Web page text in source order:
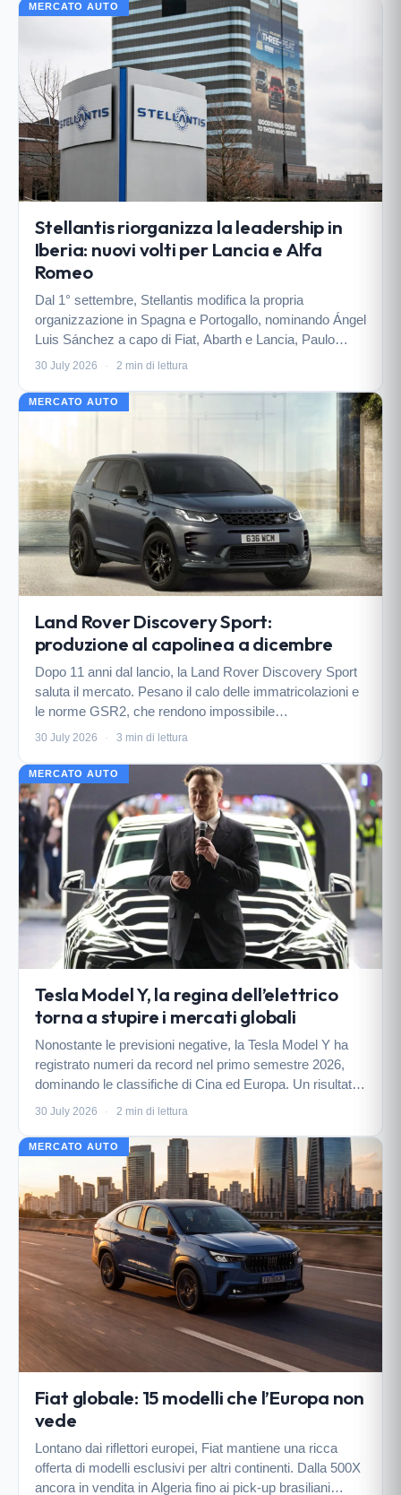
MERCATO AUTO
Stellantis riorganizza la leadership in
Iberia: nuovi volti per Lancia e Alfa
Romeo
Dal 1° settembre, Stellantis modifica la propria
organizzazione in Spagna e Portogallo, nominando Ángel
Luis Sánchez a capo di Fiat, Abarth e Lancia, Paulo
Carelli per Alfa Romeo e Nuno Coutinho per Citroën e
30 July 2026 · 2 min di lettura
MERCATO AUTO
Land Rover Discovery Sport:
produzione al capolinea a dicembre
Dopo 11 anni dal lancio, la Land Rover Discovery Sport
saluta il mercato. Pesano il calo delle immatricolazioni e
le norme GSR2, che rendono impossibile
l'aggiornamento tecnico. Ecco cosa cambia per il brand
30 July 2026 · 3 min di lettura
MERCATO AUTO
Tesla Model Y, la regina dell’elettrico
torna a stupire i mercati globali
Nonostante le previsioni negative, la Tesla Model Y ha
registrato numeri da record nel primo semestre 2026,
dominando le classifiche di Cina ed Europa. Un risultato
che premia tecnologia, rete di ricarica e strategie di
30 July 2026 · 2 min di lettura
MERCATO AUTO
Fiat globale: 15 modelli che l’Europa non
vede
Lontano dai riflettori europei, Fiat mantiene una ricca
offerta di modelli esclusivi per altri continenti. Dalla 500X
ancora in vendita in Algeria fino ai pick-up brasiliani